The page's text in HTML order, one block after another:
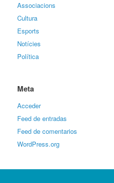
Associacions
Cultura
Esports
Notícies
Política
Meta
Acceder
Feed de entradas
Feed de comentarios
WordPress.org